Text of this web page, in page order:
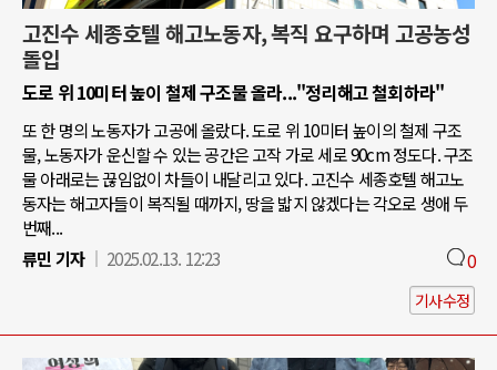
고진수 세종호텔 해고노동자, 복직 요구하며 고공농성
돌입
도로 위 10미터 높이 철제 구조물 올라..."정리해고 철회하라"
또 한 명의 노동자가 고공에 올랐다. 도로 위 10미터 높이의 철제 구조
물, 노동자가 운신할 수 있는 공간은 고작 가로 세로 90cm 정도다. 구조
물 아래로는 끊임없이 차들이 내달리고 있다. 고진수 세종호텔 해고노
동자는 해고자들이 복직될 때까지, 땅을 밟지 않겠다는 각오로 생애 두
번째...
류민 기자
2025.02.13. 12:23 0
기사수정